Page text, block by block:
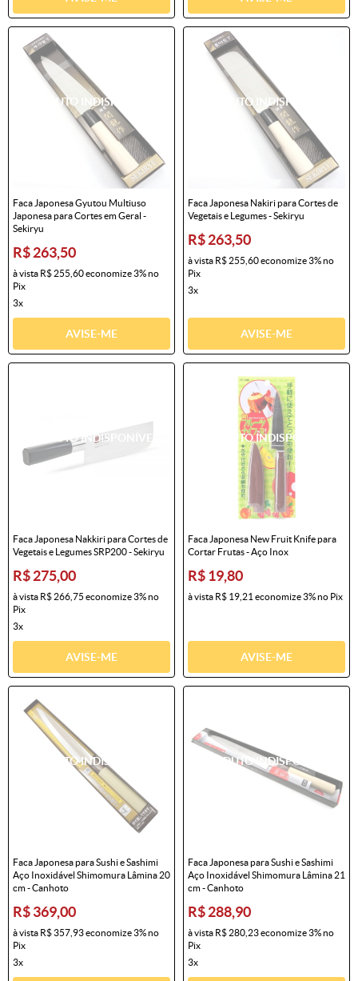
Faca Japonesa Gyutou Multiuso
Japonesa para Cortes em Geral -
Sekiryu
R$ 263,50
à vista R$ 255,60economize3%no
Pix
3x
AVISE-ME
Faca Japonesa Nakiri para Cortes de
Vegetais e Legumes - Sekiryu
R$ 263,50
à vista R$ 255,60economize3%no
Pix
3x
AVISE-ME
Faca Japonesa Nakkiri para Cortes de
Vegetais e Legumes SRP200 - Sekiryu
R$ 275,00
à vista R$ 266,75 economize3%no
Pix
3x
AVISE-ME
Faca Japonesa New Fruit Knife para
Cortar Frutas - Aço Inox
R$ 19,80
à vista R$ 19,21 economize3%no Pix
AVISE-ME
Faca Japonesa para Sushi e Sashimi
Aço Inoxidável Shimomura Lâmina 20
cm - Canhoto
R$ 369,00
à vista R$ 357,93economize3%no
Pix
3x
Faca Japonesa para Sushi e Sashimi
Aço Inoxidável Shimomura Lâmina 21
cm - Canhoto
R$ 288,90
à vista R$ 280,23economize3%no
Pix
3x